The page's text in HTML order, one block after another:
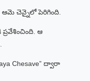
ఆమె చెన్నైలో పెరిగింది.
ఆ
Chesave” ద్వారా